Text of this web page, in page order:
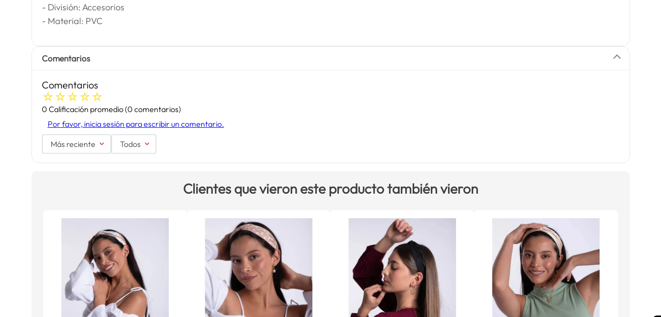
- División: Accesorios
- Material: PVC
Comentarios
Comentarios
☆☆☆☆☆
0 Calificación promedio(0 comentarios)
Por favor, inicia sesión para escribir un comentario.
Más reciente Todos
Clientes que vieron este producto también vieron